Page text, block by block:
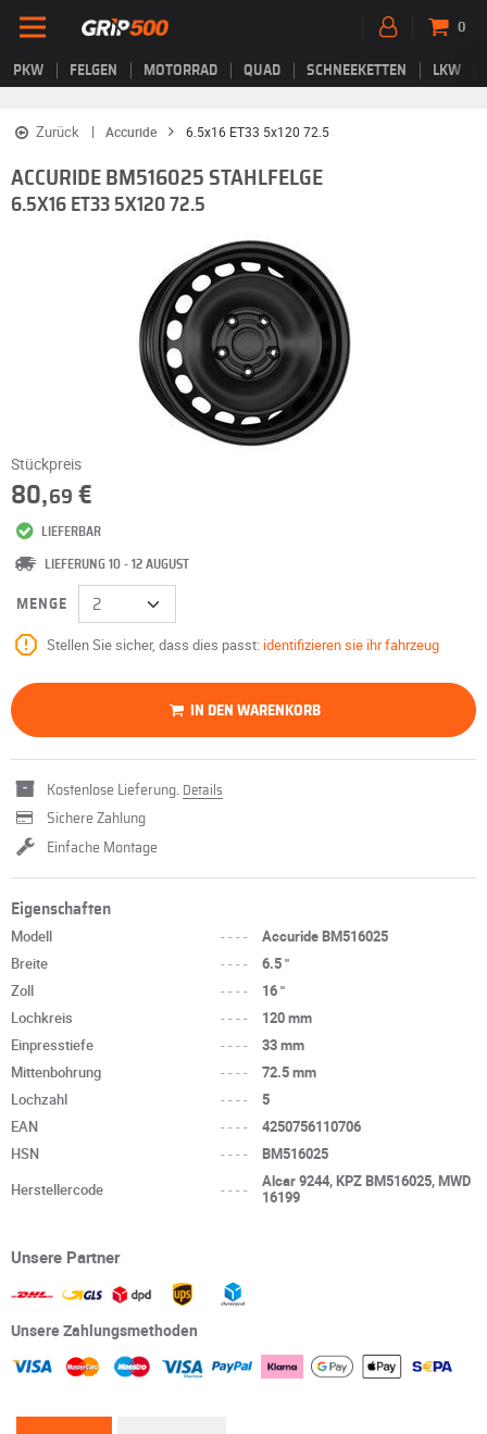
PKW FELGEN MOTORRAD QUAD SCHNEEKETTEN LKW
0
Zurück Accuride 6.5x16 ET33 5x120 72.5
ACCURIDE BM516025 STAHLFELGE
6.5X16 ET33 5X120 72.5
Stückpreis
80,69 €
LIEFERBAR
LIEFERUNG 10 - 12 AUGUST
MENGE
Stellen Sie sicher, dass dies passt: identifizieren sie ihr fahrzeug
IN DEN WARENKORB
Kostenlose Lieferung. Details
Sichere Zahlung
Einfache Montage
Eigenschaften
Modell ----
Accuride BM516025
Breite
----
6.5 "
Zoll
----
16 "
Lochkreis
----
120 mm
Einpresstiefe
----
33 mm
Mittenbohrung
----
72.5 mm
Lochzahl
----
5
EAN
----
4250756110706
HSN
----
BM516025
Herstellercode
----
Alcar 9244, KPZ BM516025, MWD
16199
Unsere Partner
Unsere Zahlungsmethoden